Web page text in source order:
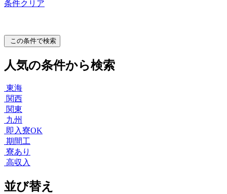
条件クリア
この条件で検索
人気の条件から検索
東海
関西
関東
九州
即入寮OK
期間工
寮あり
高収入
並び替え